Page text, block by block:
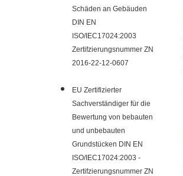
Schäden an Gebäuden
DIN EN
ISO/IEC17024:2003
Zertifzierungsnummer ZN
2016-22-12-0607
EU Zertifizierter
Sachverständiger für die
Bewertung von bebauten
und unbebauten
Grundstücken DIN EN
ISO/IEC17024:2003 -
Zertifzierungsnummer ZN